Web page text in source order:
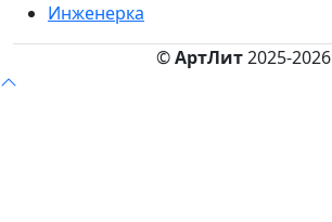
Инженерка
©АртЛит2025-2026